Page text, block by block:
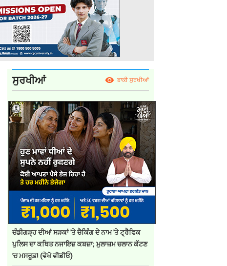
ਸੁਰਖੀਆਂ ਬਾਕੀ ਸੁਰਖੀਆਂ
ਚੰਡੀਗੜ੍ਹ ਦੀਆਂ ਸੜਕਾਂ 'ਤੇ ਚੈਕਿੰਗ ਦੇ ਨਾਮ 'ਤੇ ਟ੍ਰੈਫਿਕ
ਪੁਲਿਸ ਦਾ ਕਥਿਤ ਨਜਾਇਜ਼ ਕਬਜ਼ਾ; ਮੁਲਾਜ਼ਮ ਚਲਾਨ ਕੱਟਣ
'ਚ ਮਸਰੂਫ਼! (ਵੇਖੋ ਵੀਡੀਓ)